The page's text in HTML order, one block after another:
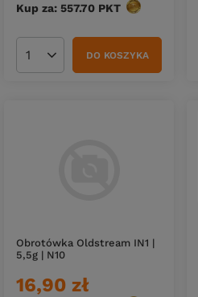
Kup za: 557.70 PKT punktów
Ilość produktówDO KOSZYKA
Obrotówka Oldstream IN1 |
5,5g | N10
16,90 zł